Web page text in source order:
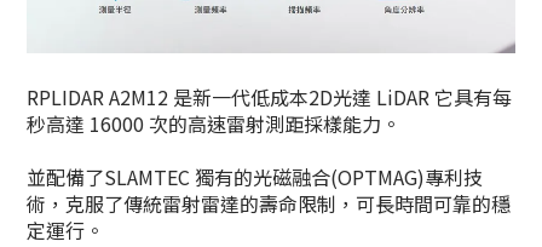
RPLIDAR A2M12 是新一代低成本2D光達 LiDAR 它具有每
秒高達 16000 次的高速雷射測距採樣能力。
並配備了SLAMTEC 獨有的光磁融合(OPTMAG)專利技
術，克服了傳統雷射雷達的壽命限制，可長時間可靠的穩
定運行。